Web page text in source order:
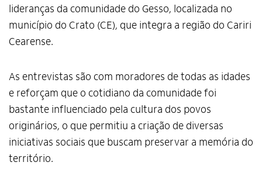
lideranças da comunidade do Gesso, localizada no
município do Crato (CE), que integra a região do Cariri
Cearense.
As entrevistas são com moradores de todas as idades
e reforçam que o cotidiano da comunidade foi
bastante influenciado pela cultura dos povos
originários, o que permitiu a criação de diversas
iniciativas sociais que buscam preservar a memória do
território.